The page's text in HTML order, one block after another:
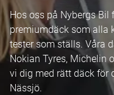
Hos oss på Nybergs
premiumdäck som alla
tester som ställs. Våra
Nokian Tyres, Michelin
vi dig med rätt däck för
Nässjö.